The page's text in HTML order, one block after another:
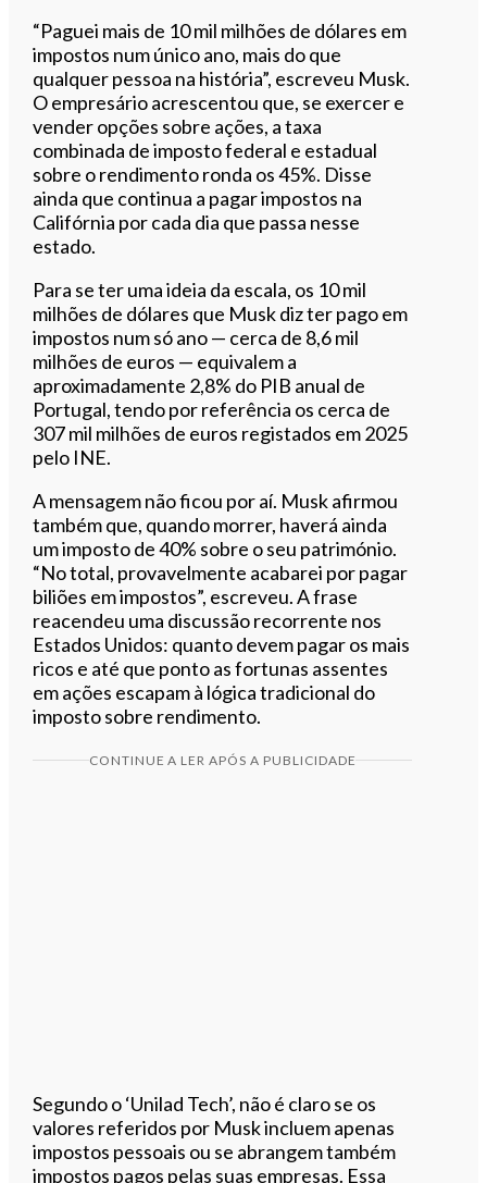
“Paguei mais de 10 mil milhões de dólares em
impostos num único ano, mais do que
qualquer pessoa na história”, escreveu Musk.
O empresário acrescentou que, se exercer e
vender opções sobre ações, a taxa
combinada de imposto federal e estadual
sobre o rendimento ronda os 45%. Disse
ainda que continua a pagar impostos na
Califórnia por cada dia que passa nesse
estado.
Para se ter uma ideia da escala, os 10 mil
milhões de dólares que Musk diz ter pago em
impostos num só ano — cerca de 8,6 mil
milhões de euros — equivalem a
aproximadamente 2,8% do PIB anual de
Portugal, tendo por referência os cerca de
307 mil milhões de euros registados em 2025
pelo INE.
A mensagem não ficou por aí. Musk afirmou
também que, quando morrer, haverá ainda
um imposto de 40% sobre o seu património.
“No total, provavelmente acabarei por pagar
biliões em impostos”, escreveu. A frase
reacendeu uma discussão recorrente nos
Estados Unidos: quanto devem pagar os mais
ricos e até que ponto as fortunas assentes
em ações escapam à lógica tradicional do
imposto sobre rendimento.
CONTINUE A LER APÓS A PUBLICIDADE
Segundo o ‘Unilad Tech’, não é claro se os
valores referidos por Musk incluem apenas
impostos pessoais ou se abrangem também
impostos pagos pelas suas empresas. Essa